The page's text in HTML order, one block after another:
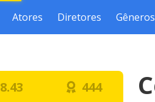
Atores Diretores Gêneros
8.43 444